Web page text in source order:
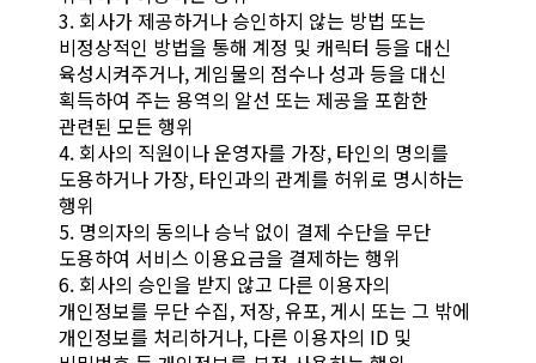
3. 회사가 제공하거나 승인하지 않는 방법 또는
비정상적인 방법을 통해 계정 및 캐릭터 등을 대신
육성시켜주거나, 게임물의 점수나 성과 등을 대신
획득하여 주는 용역의 알선 또는 제공을 포함한
관련된 모든 행위
4. 회사의 직원이나 운영자를 가장, 타인의 명의를
도용하거나 가장, 타인과의 관계를 허위로 명시하는
행위
5. 명의자의 동의나 승낙 없이 결제 수단을 무단
도용하여 서비스 이용요금을 결제하는 행위
6. 회사의 승인을 받지 않고 다른 이용자의
개인정보를 무단 수집, 저장, 유포, 게시 또는 그 밖에
개인정보를 처리하거나, 다른 이용자의 ID 및